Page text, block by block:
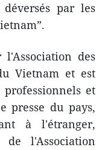
par les
des
Vietnam et est
et
presse du pays,
à l'étranger,
l'Association